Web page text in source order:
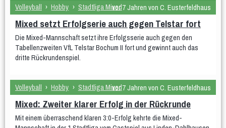
Gymnastik im Sitzen Hocker-Gymnastik Wasser-Gymnastik
Yogilates
Gesundheitssport
Aktiv 50plus Fit 60plus Rücken-Fitness
Volleyball
Norbert-Beil-Turnier
Anmeldung geöffnet
Sporthalle & Anreise News
Volleyball › Hobby › Stadtliga Mixedvor 7 Jahren von C. Eusterfeldhaus
Mixed setzt Erfolgserie auch gegen Telstar fort
Die Mixed-Mannschaft setzt ihre Erfolgsserie auch gegen den
Tabellenzweiten VfL Telstar Bochum II fort und gewinnt auch das
dritte Rückrundenspiel.
Volleyball › Hobby › Stadtliga Mixedvor 7 Jahren von C. Eusterfeldhaus
Mixed: Zweiter klarer Erfolg in der Rückrunde
Mit einem überraschend klaren 3:0-Erfolg kehrte die Mixed-